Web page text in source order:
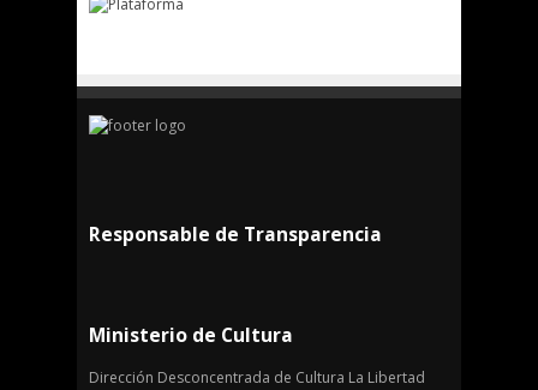
Responsable de Transparencia
Ministerio de Cultura
Dirección Desconcentrada de Cultura La Libertad